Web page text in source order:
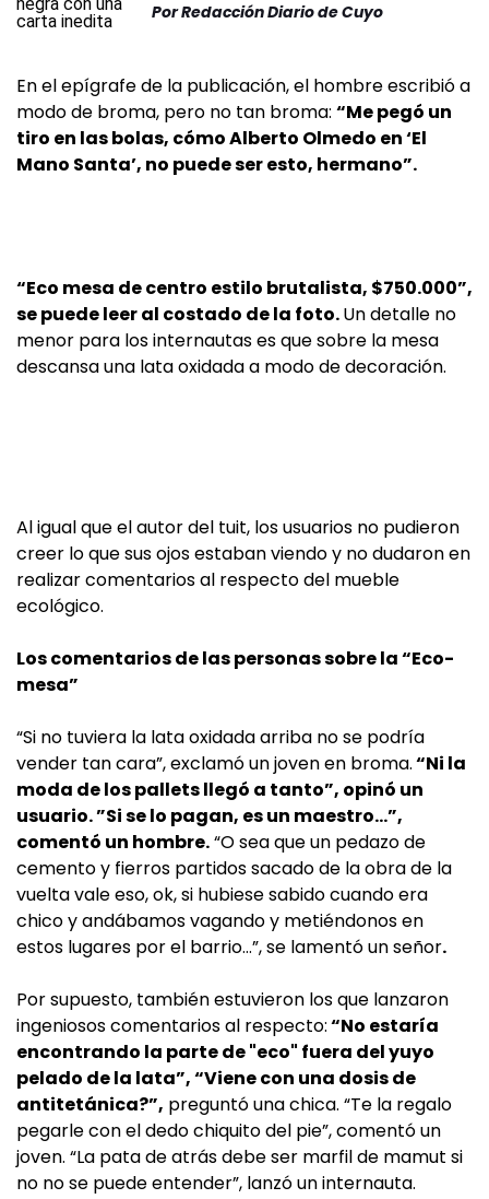
PorRedacción Diario de Cuyo
En el epígrafe de la publicación, el hombre escribió a
modo de broma, pero no tan broma: “Me pegó un
tiro en las bolas, cómo Alberto Olmedo en ‘El
Mano Santa’, no puede ser esto, hermano”.
“Eco mesa de centro estilo brutalista, $750.000”,
se puede leer al costado de la foto.Un detalle no
menor para los internautas es que sobre la mesa
descansa una lata oxidada a modo de decoración.
Al igual que el autor del tuit, los usuarios no pudieron
creer lo que sus ojos estaban viendo y no dudaron en
realizar comentarios al respecto del mueble
ecológico.
Los comentarios de las personas sobre la “Eco-
mesa”
“Si no tuviera la lata oxidada arriba no se podría
vender tan cara”, exclamó un joven en broma.“Ni la
moda de los pallets llegó a tanto”, opinó un
usuario. ”Si se lo pagan, es un maestro…”,
comentó un hombre.“O sea que un pedazo de
cemento y fierros partidos sacado de la obra de la
vuelta vale eso, ok, si hubiese sabido cuando era
chico y andábamos vagando y metiéndonos en
estos lugares por el barrio…”, se lamentó un señor.
Por supuesto, también estuvieron los que lanzaron
ingeniosos comentarios al respecto:“No estaría
encontrando la parte de "eco" fuera del yuyo
pelado de la lata”, “Viene con una dosis de
antitetánica?”, preguntó una chica. “Te la regalo
pegarle con el dedo chiquito del pie”, comentó un
joven. “La pata de atrás debe ser marfil de mamut si
no no se puede entender”, lanzó un internauta.